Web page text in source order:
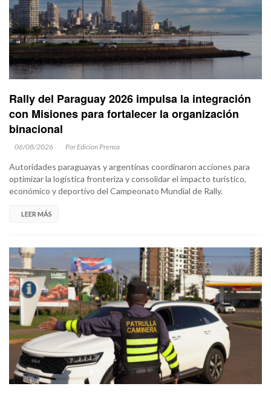
Rally del Paraguay 2026 impulsa la integración
con Misiones para fortalecer la organización
binacional
06/08/2026 Por Edicion Prensa
Autoridades paraguayas y argentinas coordinaron acciones para
optimizar la logística fronteriza y consolidar el impacto turístico,
económico y deportivo del Campeonato Mundial de Rally.
LEER MÁS